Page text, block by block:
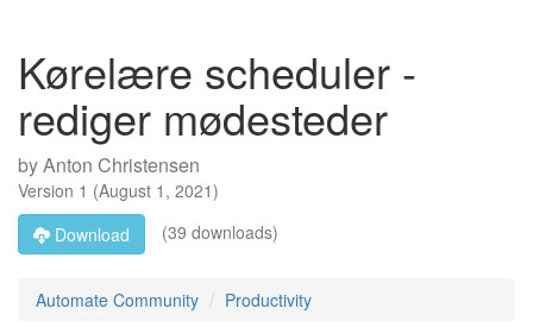
Kørelære scheduler -
rediger mødesteder
byAnton Christensen
Version 1 (August 1, 2021)
Download
(39 downloads)
Automate Community Productivity